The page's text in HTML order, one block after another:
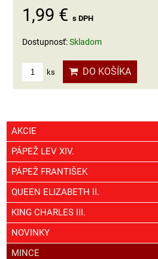
1,99 € s DPH
Dostupnosť:Skladom
ks DO KOŠÍKA
AKCIE
PÁPEŽ LEV XIV.
PÁPEŽ FRANTIŠEK
QUEEN ELIZABETH II.
KING CHARLES III.
NOVINKY
MINCE